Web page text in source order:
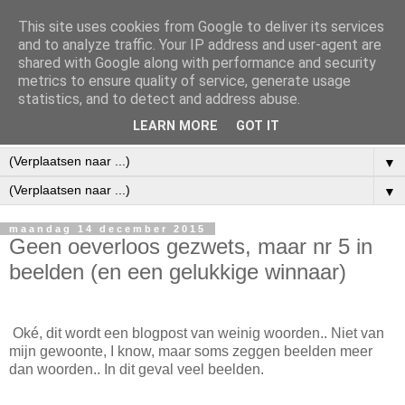
▼
▼
maandag 14 december 2015
Geen oeverloos gezwets, maar nr 5 in
beelden (en een gelukkige winnaar)
Oké, dit wordt een blogpost van weinig woorden.. Niet van
mijn gewoonte, I know, maar soms zeggen beelden meer
dan woorden.. In dit geval veel beelden.
This site uses cookies from Google to deliver its services
and to analyze traffic. Your IP address and user-agent are
shared with Google along with performance and security
metrics to ensure quality of service, generate usage
statistics, and to detect and address abuse.
LEARN MORE GOT IT